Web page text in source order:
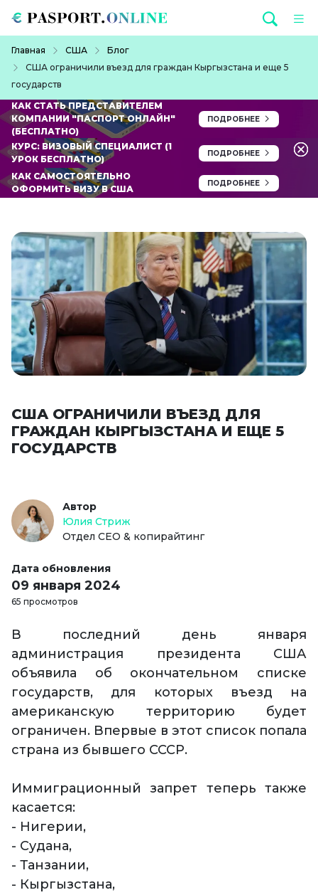
Главная США
Блог
США ограничили въезд для граждан Кыргызстана и еще 5
государств
КАК СТАТЬ ПРЕДСТАВИТЕЛЕМ
КОМПАНИИ "ПАСПОРТ ОНЛАЙН"
(БЕСПЛАТНО)
ПОДРОБНЕЕ
КУРС: ВИЗОВЫЙ СПЕЦИАЛИСТ (1
УРОК БЕСПЛАТНО)
ПОДРОБНЕЕ
КАК САМОСТОЯТЕЛЬНО
ОФОРМИТЬ ВИЗУ В США
ПОДРОБНЕЕ
США ОГРАНИЧИЛИ ВЪЕЗД ДЛЯ
ГРАЖДАН КЫРГЫЗСТАНА И ЕЩЕ 5
ГОСУДАРСТВ
Автор
Юлия Стриж
Отдел СЕО & копирайтинг
Дата обновления
09 января 2024
65 просмотров
В последний день января
администрация президента США
объявила об окончательном списке
государств, для которых въезд на
американскую территорию будет
ограничен. Впервые в этот список попала
страна из бывшего СССР.
Иммиграционный запрет теперь также
касается:
- Нигерии,
- Судана,
- Танзании,
- Кыргызстана,